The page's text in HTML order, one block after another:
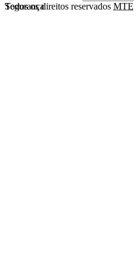
Segurança
Todos os direitos reservados MTE